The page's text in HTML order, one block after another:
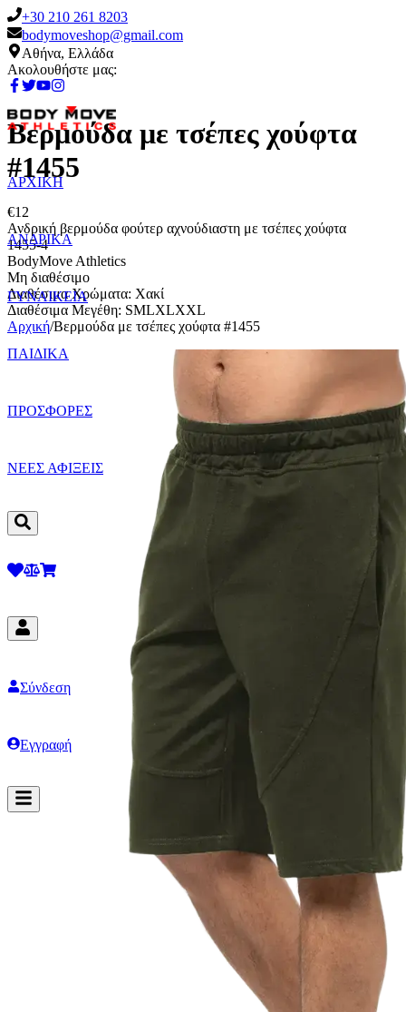
+30 210 261 8203
bodymoveshop@gmail.com
Αθήνα, Ελλάδα
Ακολουθήστε μας:
ΑΡΧΙΚΗ
ΑΝΔΡΙΚΑ
ΓΥΝΑΙΚΕΙΑ
ΠΑΙΔΙΚΑ
ΠΡΟΣΦΟΡΕΣ
ΝΕΕΣ ΑΦΙΞΕΙΣ
Σύνδεση
Εγγραφή
Βερμούδα με τσέπες χούφτα
#1455
€12
Ανδρική βερμούδα φούτερ αχνούδιαστη με τσέπες χούφτα
1455-4
BodyMove Athletics
Μη διαθέσιμο
Διαθέσιμα Χρώματα: Χακί
Διαθέσιμα Μεγέθη: SMLXLXXL
Αρχική/Βερμούδα με τσέπες χούφτα #1455